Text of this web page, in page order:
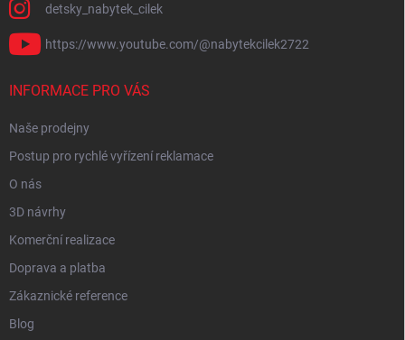
detsky_nabytek_cilek
https://www.youtube.com/@nabytekcilek2722
INFORMACE PRO VÁS
Naše prodejny
Postup pro rychlé vyřízení reklamace
O nás
3D návrhy
Komerční realizace
Doprava a platba
Zákaznické reference
Blog